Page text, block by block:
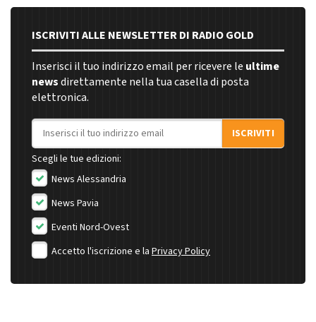
ISCRIVITI ALLE NEWSLETTER DI RADIO GOLD
Inserisci il tuo indirizzo email per ricevere le ultime
newsdirettamente nella tua casella di posta
elettronica.
Indirizzo email
ISCRIVITI
Scegli le tue edizioni:
News Alessandria
News Pavia
Eventi Nord-Ovest
Accetto l'iscrizione e la Privacy Policy